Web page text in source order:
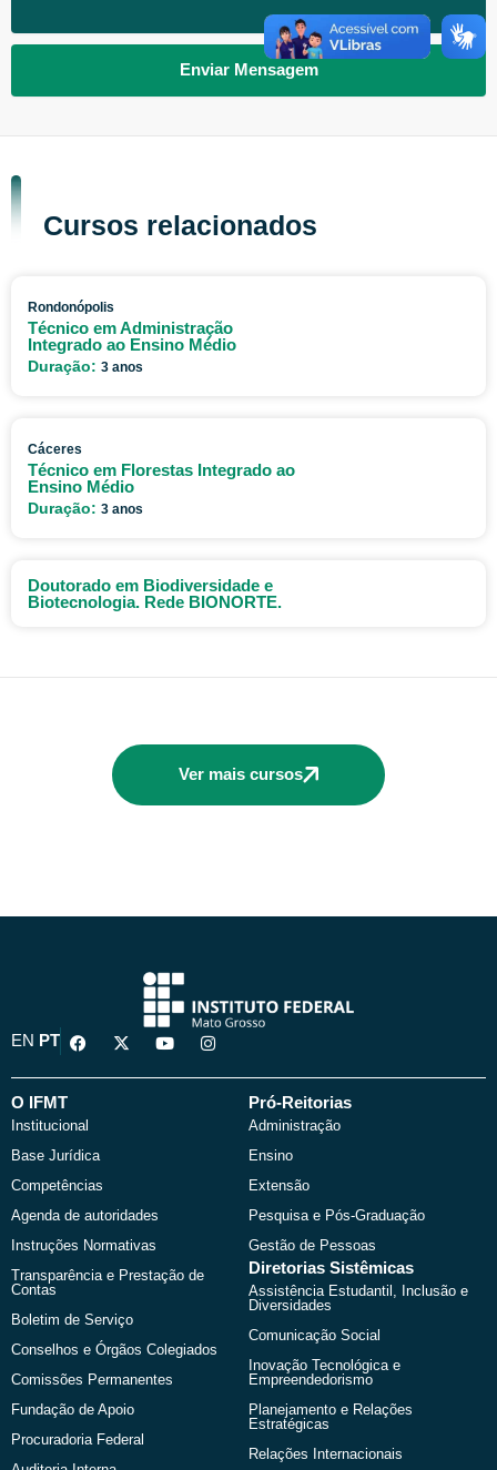
Enviar Mensagem
Cursos relacionados
Rondonópolis
Técnico em Administração
Integrado ao Ensino Médio
Duração: 3 anos
Cáceres
Técnico em Florestas Integrado ao
Ensino Médio
Duração: 3 anos
Doutorado em Biodiversidade e
Biotecnologia. Rede BIONORTE.
Ver mais cursos
EN PT
F
a
e
o
k
X
-
w
Y
o
t
I
n
t
O IFMT
Institucional
Base Jurídica
Competências
Agenda de autoridades
Instruções Normativas
Transparência e Prestação de
Contas
Boletim de Serviço
Conselhos e Órgãos Colegiados
Comissões Permanentes
Fundação de Apoio
Procuradoria Federal
Pró-Reitorias
Administração
Ensino
Extensão
Pesquisa e Pós-Graduação
Gestão de Pessoas
Diretorias Sistêmicas
Assistência Estudantil, Inclusão e
Diversidades
Comunicação Social
Inovação Tecnológica e
Empreendedorismo
Planejamento e Relações
Estratégicas
Relações Internacionais